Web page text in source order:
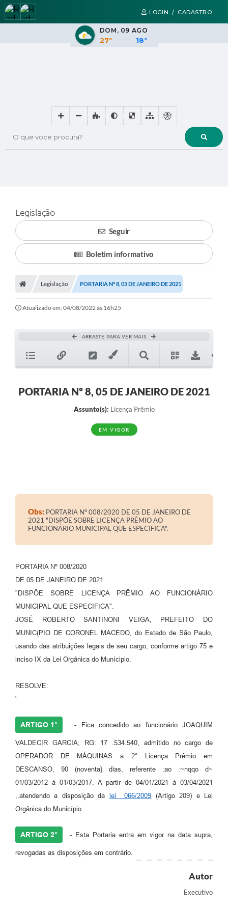
LOGIN / CADASTRO
O que voce procura?
DOM 09 AGO
27° 18°
Legislação
Seguir
Boletim informativo
Legislação PORTARIA Nº 8, 05 DE JANEIRO DE 2021
Atualizado em: 04/08/2022 às 16h25
ARRASTE PARA VER MAIS
PORTARIA Nº 8, 05 DE JANEIRO DE 2021
Assunto(s): Licença Prêmio
EM VIGOR
Obs: PORTARIA Nº 008/2020 DE 05 DE JANEIRO DE
2021 "DISPÕE SOBRE LICENÇA PRÊMIO AO
FUNCIONÁRIO MUNICIPAL QUE ESPECIFICA".
PORTARIA Nº 008/2020
DE 05 DE JANEIRO DE 2021
"DISPÕE SOBRE LICENÇA PRÊMIO AO FUNCIONÁRIO
MUNICIPAL QUE ESPECIFICA".
JOSÉ ROBERTO SANTINONI VEIGA, PREFEITO DO
MUNIC(PIO DE CORONEL MACEDO, do Estado de São Paulo,
usando das atribuições legais de seu cargo, conforme artigo 75 e
inciso IX da Lei Orgânica do Munícipio.
RESOLVE:
'
ARTIGO 1° - Fica concedido ao funcionário JOAQUIM
VALDECIR GARCIA, RG: 17 .534.540, admitido no cargo de
OPERADOR DE MÁQUINAS a 2° Licença Prêmio em
DESCANSO, 90 (noventa} dias, referente :ao :~nqqo d~
01/03/2012 à 01/03/2017. A partir de 04/01/2021 à 03/04/2021
,.atendendo a disposição da
lei 066/2009 (Artigo 209) e Lei
Orgânica do Município
ARTIGO 2° - Esta Portaria entra em vigor na data supra,
revogadas as disposições em contrário.
Autor
Executivo